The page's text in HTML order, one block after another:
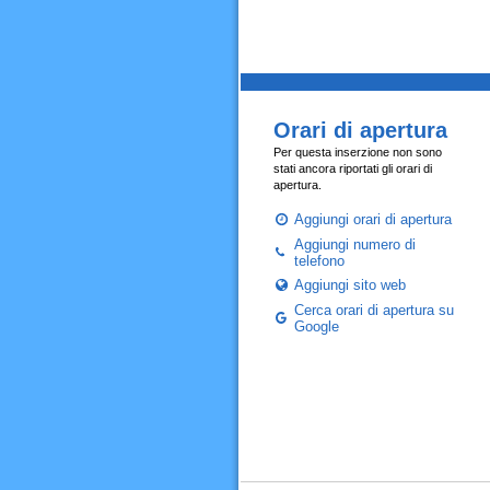
Orari di apertura
Per questa inserzione non sono
stati ancora riportati gli orari di
apertura.
Aggiungi orari di apertura
Aggiungi numero di
telefono
Aggiungi sito web
Cerca orari di apertura su
Google